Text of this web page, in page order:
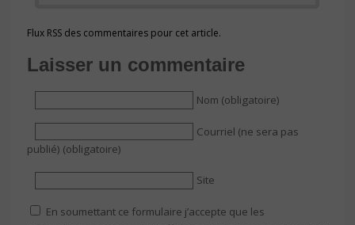
Flux RSS des commentaires pour cet article.
Laisser un commentaire
Nom (obligatoire)
Courriel (ne sera pas
publié) (obligatoire)
Site
En soumettant ce formulaire j’accepte que les